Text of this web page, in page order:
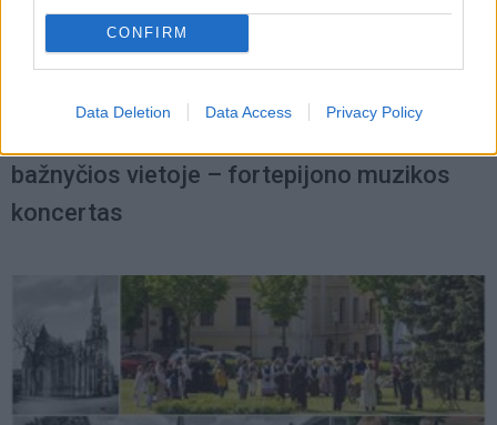
CONFIRM
Data Deletion Data Access Privacy Policy
bažnyčios vietoje – fortepijono muzikos
koncertas